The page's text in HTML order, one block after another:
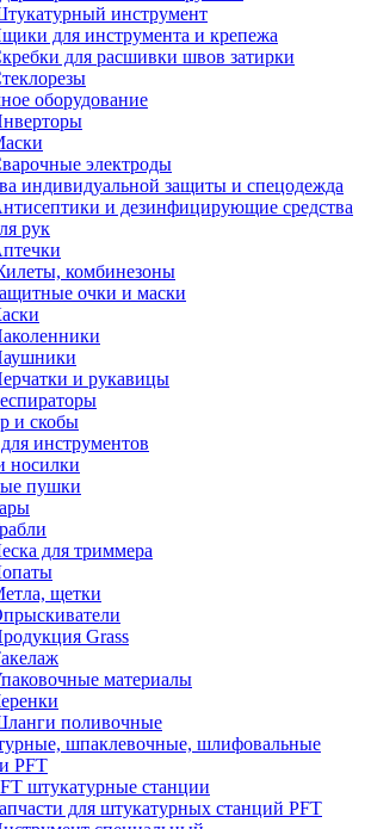
инструмент
для инструмента и крепежа
для расшивки швов затирки
оборудование
электроды
индивидуальной защиты и спецодежда
и дезинфицирующие средства
рук
комбинезоны
очки и маски
и рукавицы
и скобы
инструментов
носилки
пушки
для триммера
щетки
Grass
материалы
поливочные
шпаклевочные, шлифовальные
PFT
штукатурные станции
для штукатурных станций PFT